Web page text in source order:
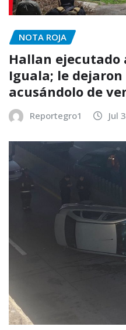
NOTA ROJA
Hallan ejecutado
Iguala; le
acusándolo de
Reportegro1 Jul